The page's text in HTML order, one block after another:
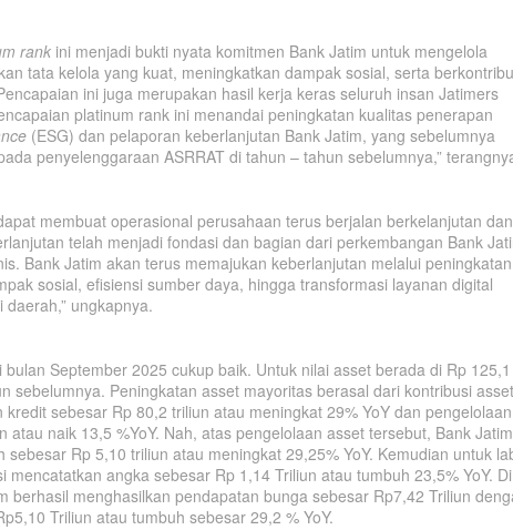
rank ini menjadi bukti nyata komitmen Bank Jatim untuk mengelola
tata kelola yang kuat, meningkatkan dampak sosial, serta
ini juga merupakan hasil kerja keras seluruh insan Jatimers
platinum rank ini menandai peningkatan kualitas penerapan
(ESG) dan pelaporan keberlanjutan Bank Jatim, yang sebelumnya
penyelenggaraan ASRRAT di tahun – tahun sebelumnya,”
membuat operasional perusahaan terus berjalan berkelanjutan dan
telah menjadi fondasi dan bagian dari perkembangan Bank
Bank Jatim akan terus memajukan keberlanjutan melalui peningkatan
sosial, efisiensi sumber daya, hingga transformasi layanan digital
ungkapnya.
September 2025 cukup baik. Untuk nilai asset berada di Rp 125,1
sebelumnya. Peningkatan asset mayoritas berasal dari kontribusi asset
sebesar Rp 80,2 triliun atau meningkat 29% YoY dan pengelolaan
naik 13,5 %YoY. Nah, atas pengelolaan asset tersebut, Bank Jatim
Rp 5,10 triliun atau meningkat 29,25% YoY. Kemudian untuk
angka sebesar Rp 1,14 Triliun atau tumbuh 23,5% YoY. Di
berhasil menghasilkan pendapatan bunga sebesar Rp7,42 Triliun
Triliun atau tumbuh sebesar 29,2 % YoY.